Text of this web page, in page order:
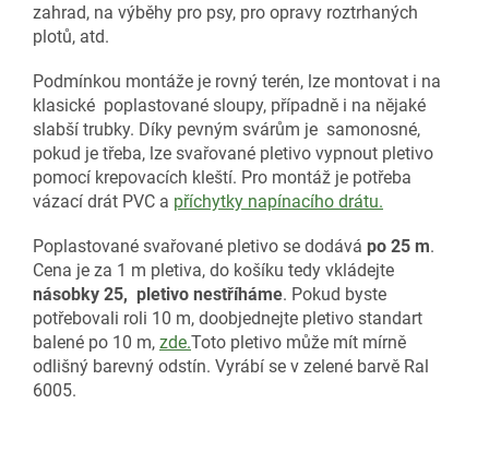
zahrad, na výběhy pro psy, pro opravy roztrhaných
plotů, atd.
Podmínkou montáže je rovný terén, lze montovat i na
klasické poplastované sloupy, případně i na nějaké
slabší trubky. Díky pevným svárům je samonosné,
pokud je třeba, lze svařované pletivo vypnout pletivo
pomocí krepovacích kleští. Pro montáž je potřeba
vázací drát PVC a příchytky napínacího drátu.
Poplastované svařované pletivo se dodává po 25 m.
Cena je za 1 m pletiva, do košíku tedy vkládejte
násobky 25, pletivo nestříháme. Pokud byste
potřebovali roli 10 m, doobjednejte pletivo standart
balené po 10 m, zde.Toto pletivo může mít mírně
odlišný barevný odstín. Vyrábí se v zelené barvě Ral
6005.